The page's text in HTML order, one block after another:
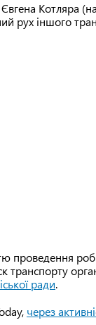
Котляра
рух іншого
проведення
транспорту
ради.
через